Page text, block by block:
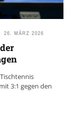
26. MÄRZ 2026
3:1 gegen den